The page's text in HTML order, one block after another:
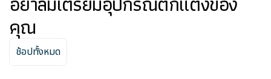
คุณ
ช้อปทั้งหมด